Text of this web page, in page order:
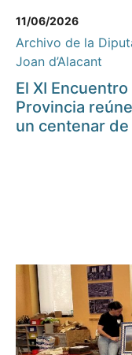
11/06/2026
Archivo de la
Joan d’Alacant
El XI
Provincia
un centenar